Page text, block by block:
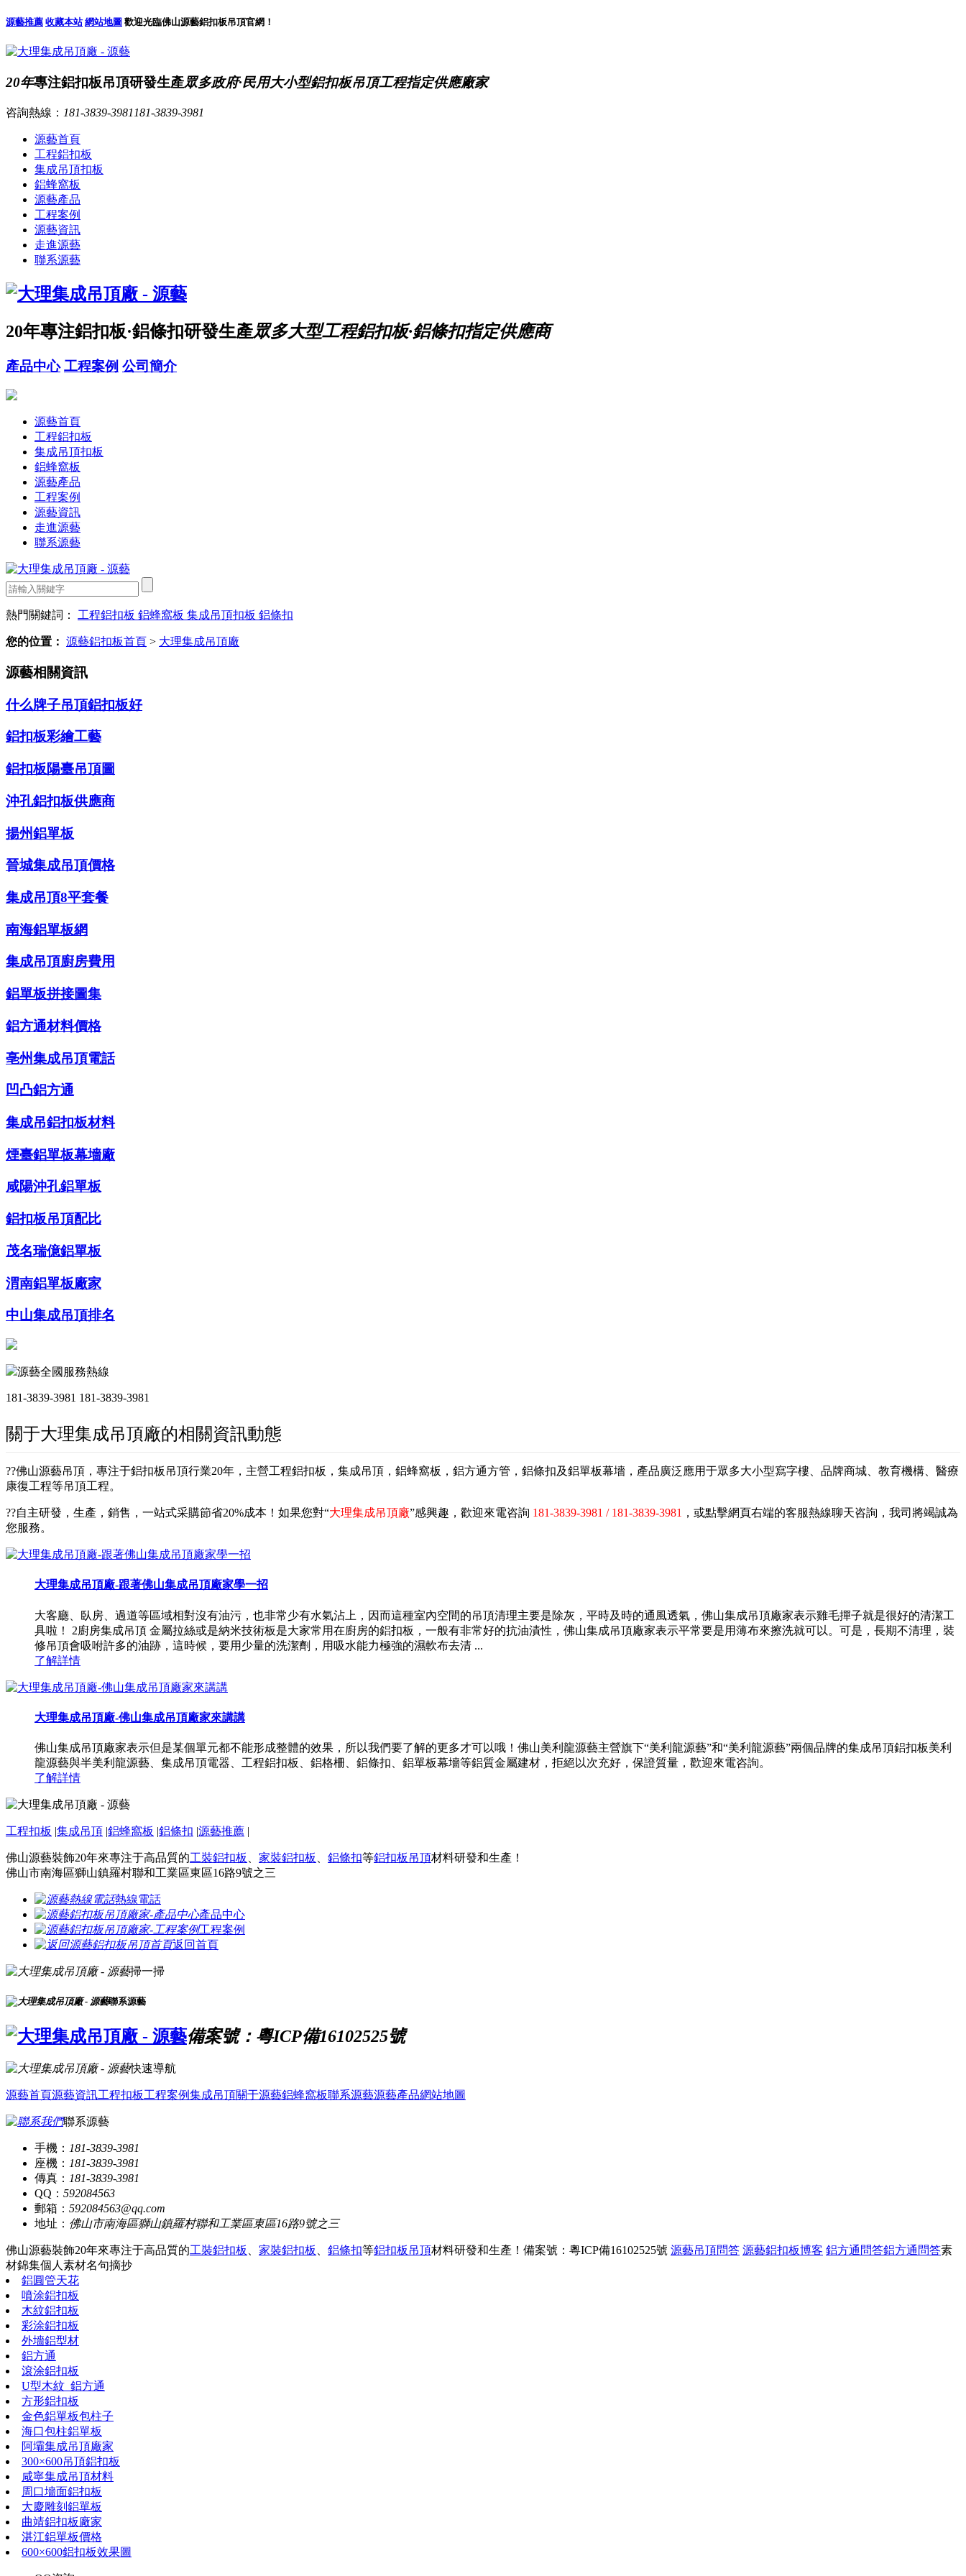
源藝推薦 收藏本站 網站地圖 歡迎光臨佛山源藝鋁扣板吊頂官網！
20年專注鋁扣板吊頂研發生產眾多政府·民用大小型鋁扣板吊頂工程指定供應廠家
咨詢熱線： 181-3839-3981 181-3839-3981
源藝首頁
工程鋁扣板
集成吊頂扣板
鋁蜂窩板
源藝產品
工程案例
源藝資訊
走進源藝
聯系源藝
20年專注鋁扣板·鋁條扣研發生產眾多大型工程鋁扣板·鋁條扣指定供應商
產品中心 工程案例 公司簡介
源藝首頁
工程鋁扣板
集成吊頂扣板
鋁蜂窩板
源藝產品
工程案例
源藝資訊
走進源藝
聯系源藝
熱門關鍵詞： 工程鋁扣板 鋁蜂窩板 集成吊頂扣板 鋁條扣
您的位置： 源藝鋁扣板首頁 > 大理集成吊頂廠
源藝相關資訊
什么牌子吊頂鋁扣板好
鋁扣板彩繪工藝
鋁扣板陽臺吊頂圖
沖孔鋁扣板供應商
揚州鋁單板
晉城集成吊頂價格
集成吊頂8平套餐
南海鋁單板網
集成吊頂廚房費用
鋁單板拼接圖集
鋁方通材料價格
亳州集成吊頂電話
凹凸鋁方通
集成吊鋁扣板材料
煙臺鋁單板幕墻廠
咸陽沖孔鋁單板
鋁扣板吊頂配比
茂名瑞億鋁單板
渭南鋁單板廠家
中山集成吊頂排名
源藝全國服務熱線
181-3839-3981 181-3839-3981
關于大理集成吊頂廠的相關資訊動態
??佛山源藝吊頂，專注于鋁扣板吊頂行業20年，主營工程鋁扣板，集成吊頂，鋁蜂窩板，鋁方通方管，鋁條扣及鋁單板幕墻，產品廣泛應用于眾多大小型寫字樓、品牌商城、教育機構、醫療
康復工程等吊頂工程。
??自主研發，生產，銷售，一站式采購節省20%成本！如果您對“大理集成吊頂廠”感興趣，歡迎來電咨詢 181-3839-3981 / 181-3839-3981 ，或點擊網頁右端的客服熱線聊天咨詢，我司將竭誠為
您服務。
大理集成吊頂廠-跟著佛山集成吊頂廠家學一招
大客廳、臥房、過道等區域相對沒有油污，也非常少有水氣沾上，因而這種室內空間的吊頂清理主要是除灰，平時及時的通風透氣，佛山集成吊頂廠家表示雞毛撣子就是很好的清潔工
具啦！ 2廚房集成吊頂 金屬拉絲或是納米技術板是大家常用在廚房的鋁扣板，一般有非常好的抗油漬性，佛山集成吊頂廠家表示平常要是用薄布來擦洗就可以。可是，長期不清理，裝
修吊頂會吸咐許多的油跡，這時候，要用少量的洗潔劑，用吸水能力極強的濕軟布去清 ...
了解詳情
大理集成吊頂廠-佛山集成吊頂廠家來講講
佛山集成吊頂廠家表示但是某個單元都不能形成整體的效果，所以我們要了解的更多才可以哦！佛山美利龍源藝主營旗下“美利龍源藝”和“美利龍源藝”兩個品牌的集成吊頂鋁扣板美利
龍源藝與半美利龍源藝、集成吊頂電器、工程鋁扣板、鋁格柵、鋁條扣、鋁單板幕墻等鋁質金屬建材，拒絕以次充好，保證質量，歡迎來電咨詢。
了解詳情
工程扣板 |集成吊頂 |鋁蜂窩板 |鋁條扣 |源藝推薦 |
佛山源藝裝飾20年來專注于高品質的工裝鋁扣板 家裝鋁扣板 鋁條扣等鋁扣板吊頂材料研發和生產！
佛山市南海區獅山鎮羅村聯和工業區東區16路9號之三
熱線電話
產品中心
工程案例
返回首頁
掃一掃
聯系源藝
備案號：粵ICP備16102525號
快速導航
源藝首頁源藝資訊工程扣板工程案例集成吊頂關于源藝鋁蜂窩板聯系源藝源藝產品網站地圖
聯系源藝
手機： 181-3839-3981
座機： 181-3839-3981
傳真： 181-3839-3981
QQ： 592084563
郵箱： 592084563@qq.com
地址： 佛山市南海區獅山鎮羅村聯和工業區東區16路9號之三
佛山源藝裝飾20年來專注于高品質的工裝鋁扣板 、 家裝鋁扣板 、 鋁條扣等鋁扣板吊頂材料研發和生產！ 備案號：粵ICP備16102525號 源藝吊頂問答 源藝鋁扣板博客 鋁方通問答鋁方通問答素
材錦集個人素材名句摘抄
鋁圓管天花
噴涂鋁扣板
木紋鋁扣板
彩涂鋁扣板
外墻鋁型材
鋁方通
滾涂鋁扣板
U型木紋_鋁方通
方形鋁扣板
金色鋁單板包柱子
海口包柱鋁單板
阿壩集成吊頂廠家
300×600吊頂鋁扣板
咸寧集成吊頂材料
周口墻面鋁扣板
大慶雕刻鋁單板
曲靖鋁扣板廠家
湛江鋁單板價格
600×600鋁扣板效果圖